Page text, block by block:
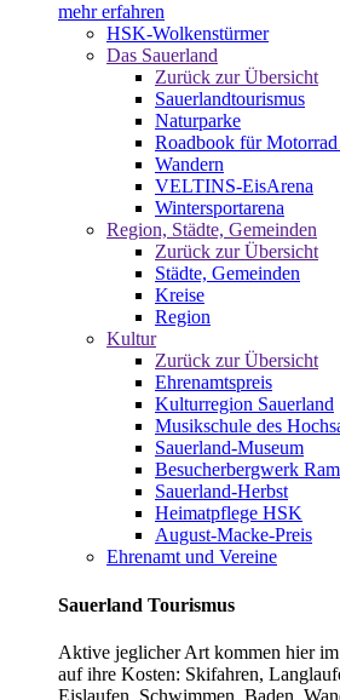
mehr erfahren
HSK-Wolkenstürmer
Das Sauerland
Zurück zur Übersicht
Sauerlandtourismus
Naturparke
Roadbook für
Wandern
VELTINS-EisArena
Wintersportarena
Region, Städte, Gemeinden
Zurück zur Übersicht
Städte, Gemeinden
Kreise
Region
Kultur
Zurück zur Übersicht
Ehrenamtspreis
Kulturregion Sauerland
Musikschule des
Sauerland-Museum
Besucherbergwerk
Sauerland-Herbst
Heimatpflege HSK
August-Macke-Preis
Ehrenamt und Vereine
Sauerland Tourismus
Aktive jeglicher Art kommen hier
auf ihre Kosten: Skifahren,
Eislaufen, Schwimmen, Baden,